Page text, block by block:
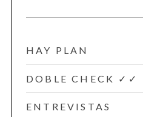
HAY PLAN
DOBLE CHECK ✓✓
ENTREVISTAS